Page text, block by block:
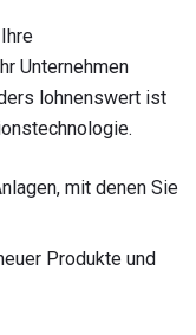
Unternehmen
lohnenswert ist
mit denen Sie
Produkte und